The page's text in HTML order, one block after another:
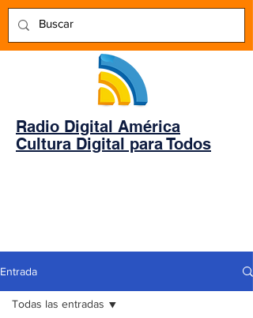
Radio Digital América
Cultura Digital para Todos
Entrada
Todas las entradas